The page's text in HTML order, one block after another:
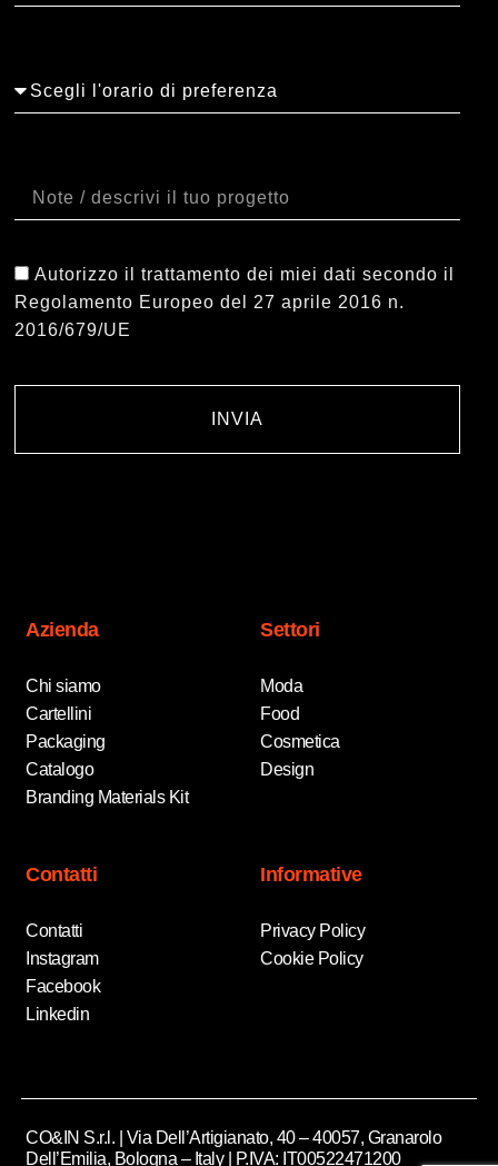
Autorizzo il trattamento dei miei dati secondo il
Regolamento Europeo del 27 aprile 2016 n.
2016/679/UE
INVIA
Azienda
Chi siamo
Cartellini
Packaging
Catalogo
Branding Materials Kit
Settori
Moda
Food
Cosmetica
Design
Contatti
Contatti
Instagram
Facebook
Linkedin
Informative
Privacy Policy
Cookie Policy
CO&IN S.r.l. | Via Dell’Artigianato, 40 – 40057, Granarolo
Dell’Emilia, Bologna – Italy | P.IVA: IT00522471200